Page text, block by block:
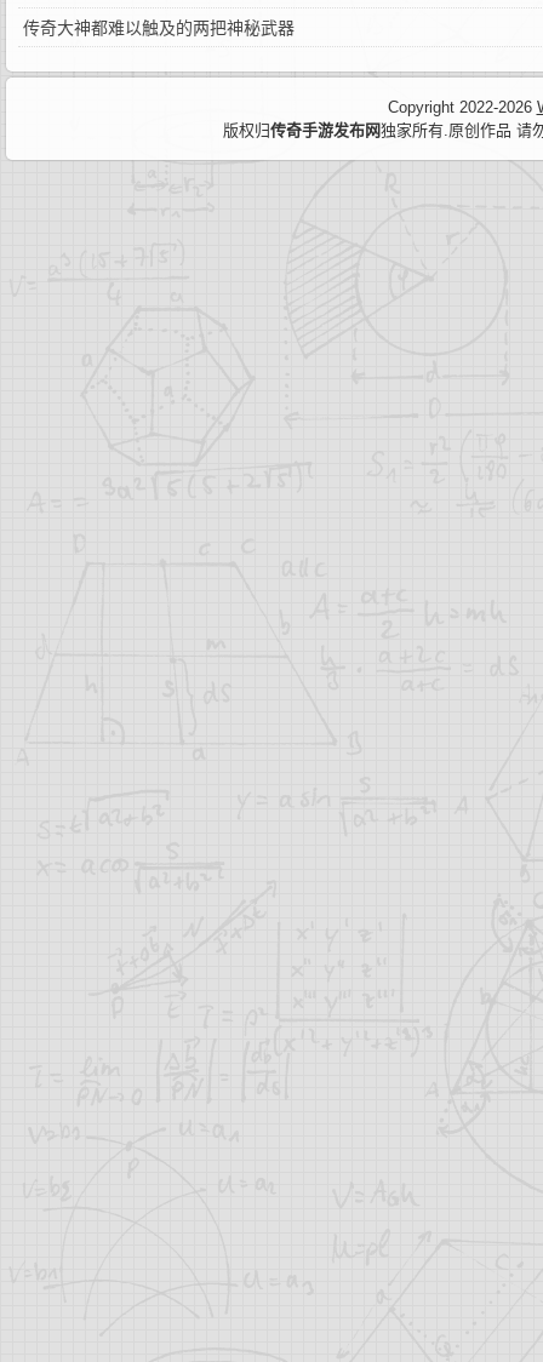
传奇大神都难以触及的两把神秘武器
Copyright 2022-2026
版权归传奇手游发布网独家所有.原创作品 请